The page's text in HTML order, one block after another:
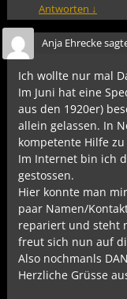
Antworten ↓
Anja Ehrecke
Ich wollte nur mal
Im Juni hat eine
aus den 1920er)
allein gelassen. In
kompetente Hilfe
Im Internet bin ich
gestossen.
Hier konnte man
paar Namen/
repariert und steht
freut sich nun auf
Also nochmanls
Herzliche Grüsse